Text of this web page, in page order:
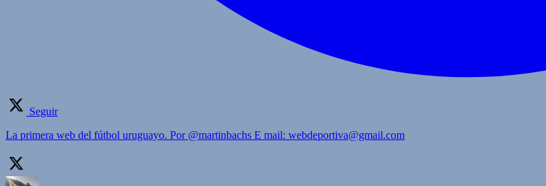
Seguir
La primera web del fútbol uruguayo. Por @martinbachs E mail: webdeportiva@gmail.com